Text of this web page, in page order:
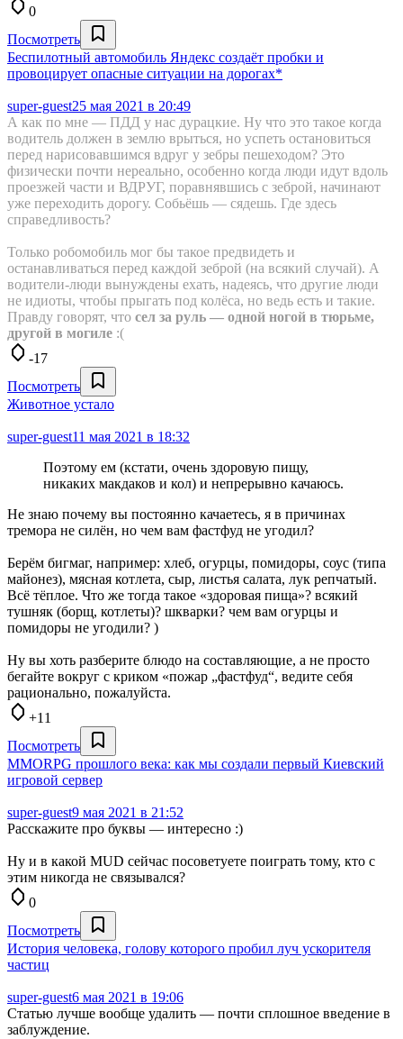
0
Посмотреть
Беспилотный автомобиль Яндекс создаёт пробки и
провоцирует опасные ситуации на дорогах*
super-guest25 мая 2021 в 20:49
А как по мне — ПДД у нас дурацкие. Ну что это такое когда
водитель должен в землю врыться, но успеть остановиться
перед нарисовавшимся вдруг у зебры пешеходом? Это
физически почти нереально, особенно когда люди идут вдоль
проезжей части и ВДРУГ, поравнявшись с зеброй, начинают
уже переходить дорогу. Собьёшь — сядешь. Где здесь
справедливость?
Только робомобиль мог бы такое предвидеть и
останавливаться перед каждой зеброй (на всякий случай). А
водители-люди вынуждены ехать, надеясь, что другие люди
не идиоты, чтобы прыгать под колёса, но ведь есть и такие.
Правду говорят, что сел за руль — одной ногой в тюрьме,
другой в могиле :(
-17
Посмотреть
Животное устало
super-guest11 мая 2021 в 18:32
Поэтому ем (кстати, очень здоровую пищу,
никаких макдаков и кол) и непрерывно качаюсь.
Не знаю почему вы постоянно качаетесь, я в причинах
тремора не силён, но чем вам фастфуд не угодил?
Берём бигмаг, например: хлеб, огурцы, помидоры, соус (типа
майонез), мясная котлета, сыр, листья салата, лук репчатый.
Всё тёплое. Что же тогда такое «здоровая пища»? всякий
тушняк (борщ, котлеты)? шкварки? чем вам огурцы и
помидоры не угодили? )
Ну вы хоть разберите блюдо на составляющие, а не просто
бегайте вокруг с криком «пожар „фастфуд“, ведите себя
рационально, пожалуйста.
+11
Посмотреть
MMORPG прошлого века: как мы создали первый Киевский
игровой сервер
super-guest9 мая 2021 в 21:52
Расскажите про буквы — интересно :)
Ну и в какой MUD сейчас посоветуете поиграть тому, кто с
этим никогда не связывался?
0
Посмотреть
История человека, голову которого пробил луч ускорителя
частиц
super-guest6 мая 2021 в 19:06
Статью лучше вообще удалить — почти сплошное введение в
заблуждение.